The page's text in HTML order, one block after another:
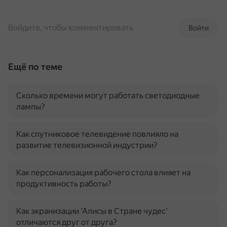
Войти
Войдите, чтобы комментировать
Ещё по теме
Сколько времени могут работать светодиодные
лампы?
Как спутниковое телевидение повлияло на
развитие телевизионной индустрии?
Как персонализация рабочего стола влияет на
продуктивность работы?
Как экранизации 'Алисы в Стране чудес'
отличаются друг от друга?